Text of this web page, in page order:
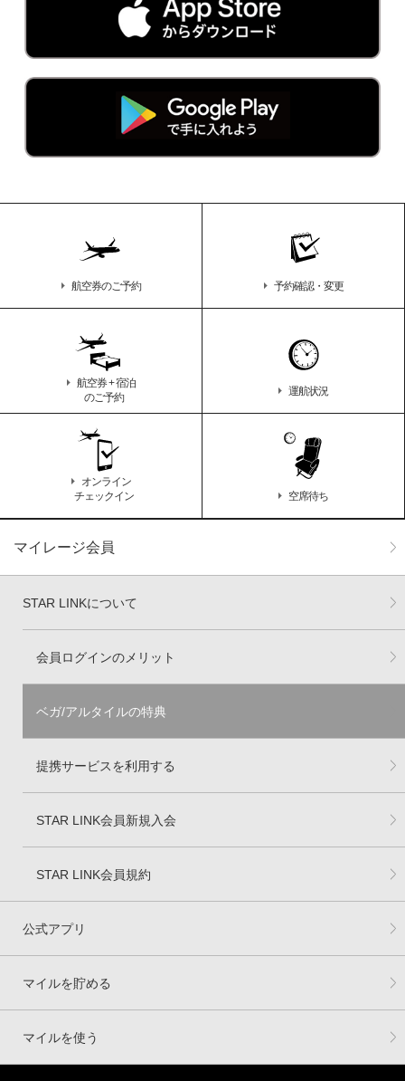
マイレージ会員
STAR LINKについて
会員ログインのメリット
ベガ/アルタイルの特典
提携サービスを利用する
STAR LINK会員新規入会
STAR LINK会員規約
公式アプリ
マイルを貯める
マイルを使う
航空券のご予約 予約確認・変更
航空券 + 宿泊
のご予約
運航状況
オンライン
チェックイン
空席待ち